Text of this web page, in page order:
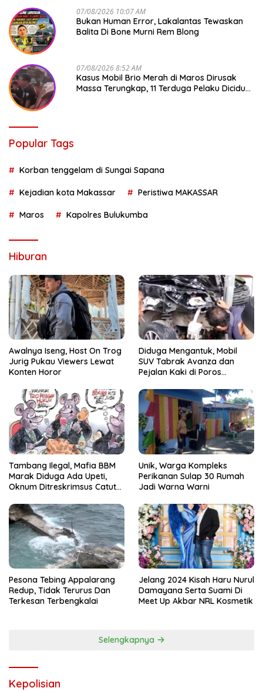
07/08/2026 10:07 AM
Bukan Human Error, Lakalantas Tewaskan
Balita Di Bone Murni Rem Blong
07/08/2026 8:52 AM
Kasus Mobil Brio Merah di Maros Dirusak
Massa Terungkap, 11 Terduga Pelaku Diciduk
Popular Tags
Korban tenggelam di Sungai Sapana
Kejadian kota Makassar Peristiwa MAKASSAR
Maros Kapolres Bulukumba
Hiburan
Awalnya Iseng, Host On Trog
Jurig Pukau Viewers Lewat
Konten Horor
Diduga Mengantuk, Mobil
SUV Tabrak Avanza dan
Pejalan Kaki di Poros
Tambang Ilegal, Mafia BBM
Marak Diduga Ada Upeti,
Oknum Ditreskrimsus Catut
Unik, Warga Kompleks
Perikanan Sulap 30 Rumah
Jadi Warna Warni
Pesona Tebing Appalarang
Redup, Tidak Terurus Dan
Terkesan Terbengkalai
Jelang 2024 Kisah Haru Nurul
Damayana Serta Suami Di
Meet Up Akbar NRL Kosmetik
Selengkapnya
Kepolisian